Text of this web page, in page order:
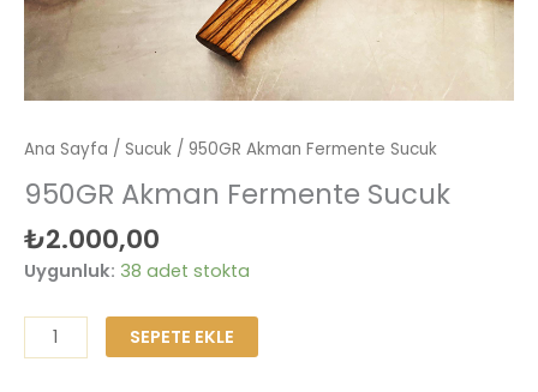
Ana Sayfa / Sucuk / 950GR Akman Fermente Sucuk
950GR Akman Fermente Sucuk
₺2.000,00
Uygunluk: 38 adet stokta
SEPETE EKLE